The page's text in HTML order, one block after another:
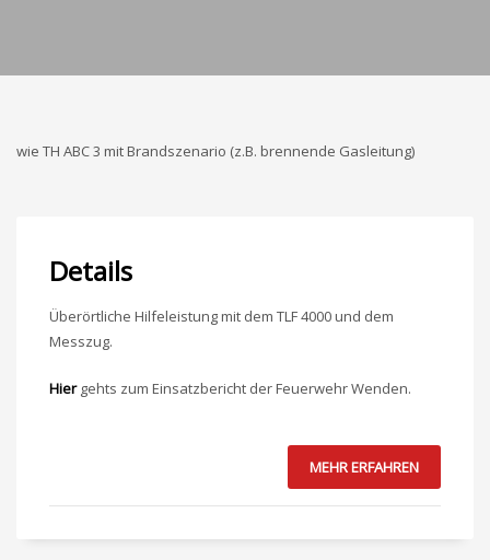
wie TH ABC 3 mit Brandszenario (z.B. brennende Gasleitung)
Details
Überörtliche Hilfeleistung mit dem TLF 4000 und dem
Messzug.
Hiergehts zum Einsatzbericht der Feuerwehr Wenden.
MEHR ERFAHREN